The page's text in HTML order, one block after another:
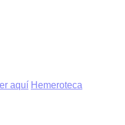
aquí Hemeroteca